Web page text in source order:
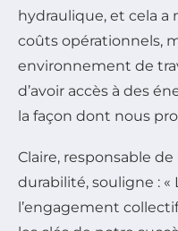
hydraulique, et cela
coûts opérationnels,
environnement de
d’avoir accès à des
la façon dont nous
Claire, responsable
durabilité, souligne :
l’engagement